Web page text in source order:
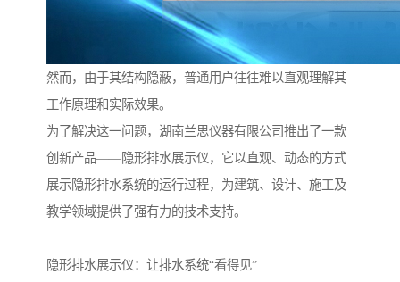
然而，由于其结构隐蔽，普通用户往往难以直观理解其
工作原理和实际效果。
为了解决这一问题，湖南兰思仪器有限公司推出了一款
创新产品——隐形排水展示仪，它以直观、动态的方式
展示隐形排水系统的运行过程，为建筑、设计、施工及
教学领域提供了强有力的技术支持。
隐形排水展示仪：让排水系统“看得见”